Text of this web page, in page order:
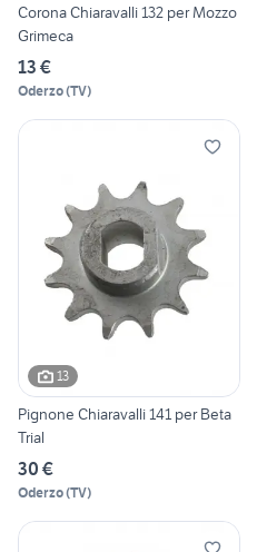
Corona Chiaravalli 132 per Mozzo
Grimeca
13 €
Oderzo(TV)
13
Pignone Chiaravalli 141 per Beta
Trial
30 €
Oderzo(TV)